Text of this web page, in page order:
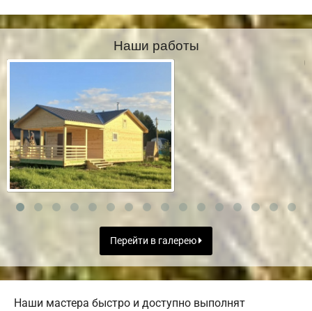
Наши работы
Перейти в галерею
Наши мастера быстро и доступно выполнят